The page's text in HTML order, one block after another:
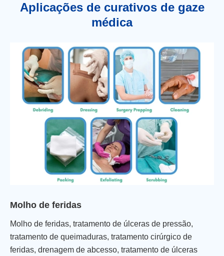
Aplicações de curativos de gaze
médica
Molho de feridas
Molho de feridas, tratamento de úlceras de pressão,
tratamento de queimaduras, tratamento cirúrgico de
feridas, drenagem de abcesso, tratamento de úlceras